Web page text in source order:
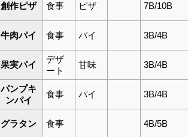
創作ピザ 食事 ピザ 7B/10B
牛肉パイ 食事 パイ 3B/4B
果実パイ
デザ
ート
甘味 3B/4B
パンプキ
ンパイ
食事 パイ 3B/4B
グラタン 食事 4B/5B